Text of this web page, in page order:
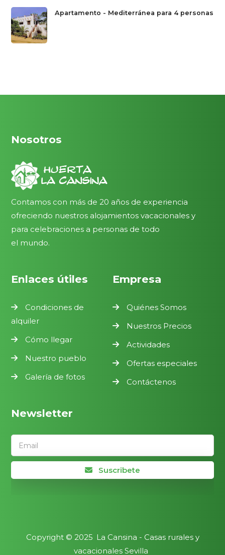
Apartamento - Mediterránea para 4 personas
Nosotros
Contamos con más de 20 años de experiencia
ofreciendo nuestros alojamientos vacacionales y
para celebraciones a personas de todo
el mundo.
Enlaces útiles
Condiciones de
alquiler
Cómo llegar
Nuestro pueblo
Galería de fotos
Empresa
Quiénes Somos
Nuestros Precios
Actividades
Ofertas especiales
Contáctenos
Newsletter
Email
Suscribete
Copyright © 2025 La Cansina - Casas rurales y
vacacionales Sevilla